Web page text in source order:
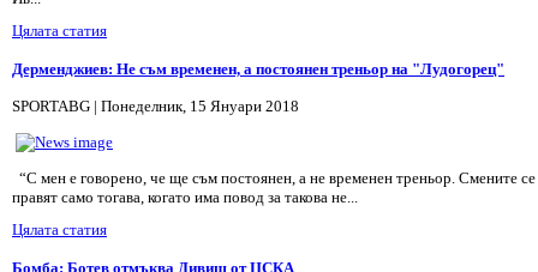
Цялата статия
Дерменджиев: Не съм временен, а постоянен треньор на "Лудогорец"
SPORTABG | Понеделник, 15 Януари 2018
“С мен е говорено, че ще съм постоянен, а не временен треньор. Смените се
правят само тогава, когато има повод за такова не...
Цялата статия
Бомба: Ботев отмъква Дивиш от ЦСКА